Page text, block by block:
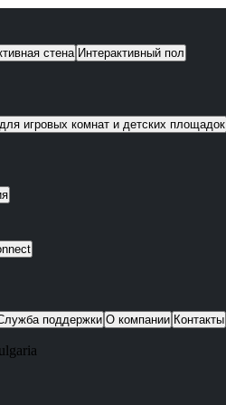
стена Интерактивный пол
игровых комнат и детских площадок
поддержки О компании Контакты